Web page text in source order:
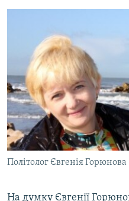
Політолог Євгенія Горюнова
На думку Євгенії